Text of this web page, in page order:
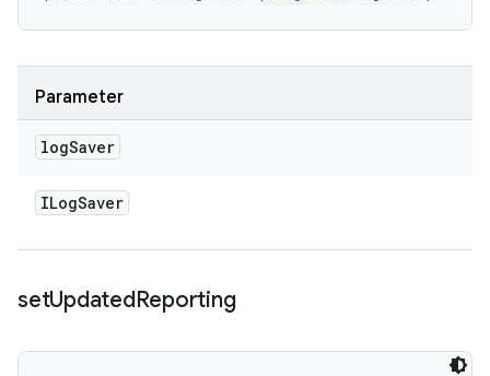
Parameter
logSaver
ILogSaver
setUpdatedReporting